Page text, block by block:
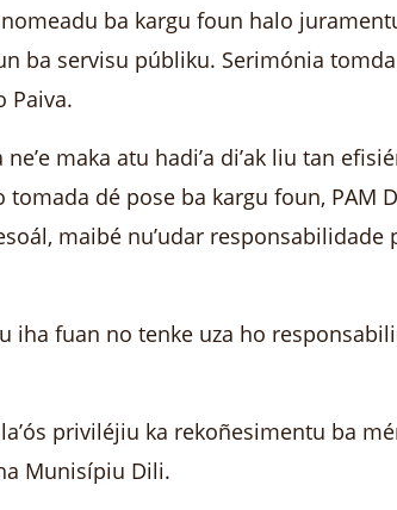
ba kargu foun halo
servisu públiku. Serimónia tomda
Paiva.
maka atu hadi’a di’ak liu tan
dé pose ba kargu foun, PAM
maibé nu’udar responsabilidade
iha fuan no tenke uza ho
priviléjiu ka rekoñesimentu ba
Munisípiu Dili.